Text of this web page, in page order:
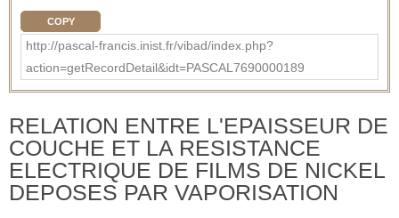
COPY
http://pascal-francis.inist.fr/vibad/index.php?
action=getRecordDetail&idt=PASCAL7690000189
RELATION ENTRE L'EPAISSEUR DE
COUCHE ET LA RESISTANCE
ELECTRIQUE DE FILMS DE NICKEL
DEPOSES PAR VAPORISATION